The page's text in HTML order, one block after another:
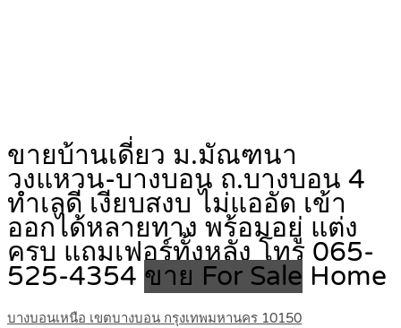
ขายบ้านเดี่ยว ม.มัณฑนา
วงแหวน-บางบอน ถ.บางบอน 4
ทำเลดี เงียบสงบ ไม่แออัด เข้า
ออกได้หลายทาง พร้อมอยู่ แต่ง
ครบ แถมเฟอร์ทั้งหลัง โทร 065-
525-4354 ขาย For Sale Home
บางบอนเหนือ เขตบางบอน กรุงเทพมหานคร 10150